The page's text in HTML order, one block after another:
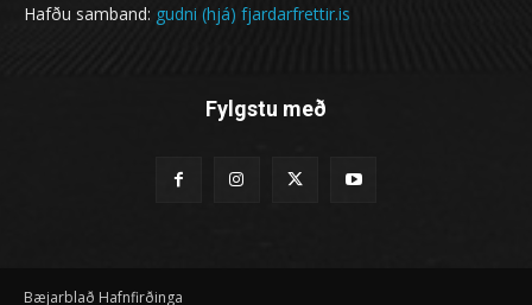
Hafðu samband: gudni (hjá) fjardarfrettir.is
Fylgstu með
Bæjarblað Hafnfirðinga